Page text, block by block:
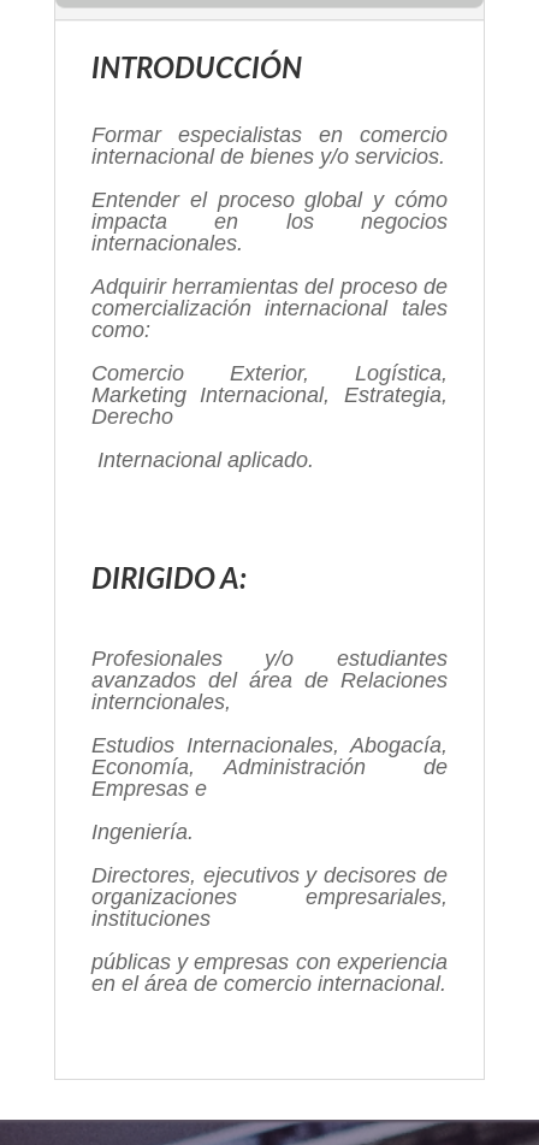
INTRODUCCIÓN
Formar especialistas en comercio
internacional de bienes y/o servicios.
Entender el proceso global y cómo
impacta en los negocios
internacionales.
Adquirir herramientas del proceso de
comercialización internacional tales
como:
Comercio Exterior, Logística,
Marketing Internacional, Estrategia,
Derecho
Internacional aplicado.
DIRIGIDO A:
Profesionales y/o estudiantes
avanzados del área de Relaciones
interncionales,
Estudios Internacionales, Abogacía,
Economía, Administración de
Empresas e
Ingeniería.
Directores, ejecutivos y decisores de
organizaciones empresariales,
instituciones
públicas y empresas con experiencia
en el área de comercio internacional.